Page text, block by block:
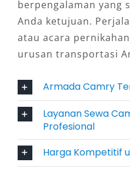
hingga 24 jam
kebutuhan
membuat layanan
sangat relevan untuk
4. Membangun
dan Kesan
Dalam berbagai
pertemuan klien,
berpengalaman yang
Anda ketujuan.
atau acara
urusan transportasi
Armada Camry
Layanan Sewa
Profesional
Harga Kompetitif